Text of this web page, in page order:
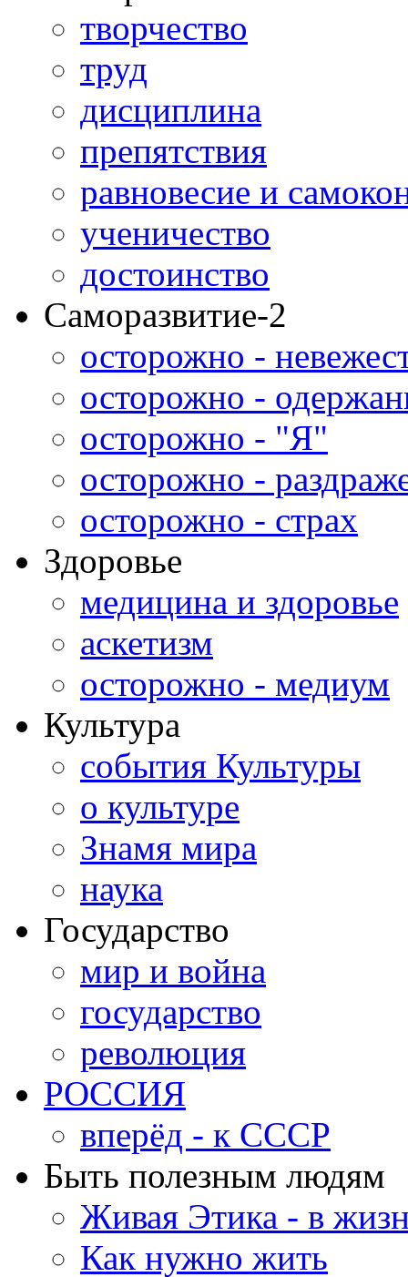
творчество
труд
дисциплина
препятствия
равновесие и
ученичество
достоинство
Саморазвитие-2
осторожно -
осторожно -
осторожно - "Я"
осторожно -
осторожно - страх
Здоровье
медицина и здоровье
аскетизм
осторожно - медиум
Культура
события Культуры
о культуре
Знамя мира
наука
Государство
мир и война
государство
революция
РОССИЯ
вперёд - к СССР
Быть полезным людям
Живая Этика - в
Как нужно жить